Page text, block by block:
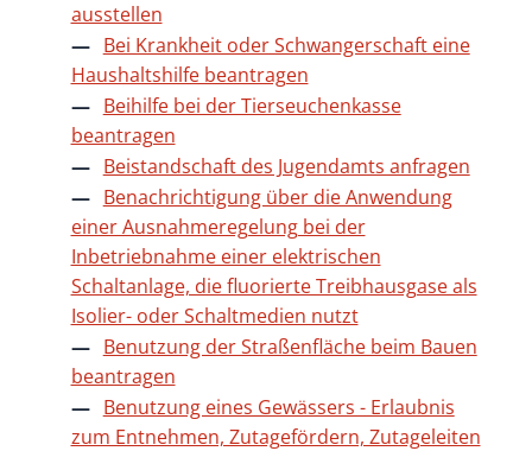
ausstellen
Bei Krankheit oder Schwangerschaft eine
Haushaltshilfe beantragen
Beihilfe bei der Tierseuchenkasse
beantragen
Beistandschaft des Jugendamts anfragen
Benachrichtigung über die Anwendung
einer Ausnahmeregelung bei der
Inbetriebnahme einer elektrischen
Schaltanlage, die fluorierte Treibhausgase als
Isolier- oder Schaltmedien nutzt
Benutzung der Straßenfläche beim Bauen
beantragen
Benutzung eines Gewässers - Erlaubnis
zum Entnehmen, Zutagefördern, Zutageleiten